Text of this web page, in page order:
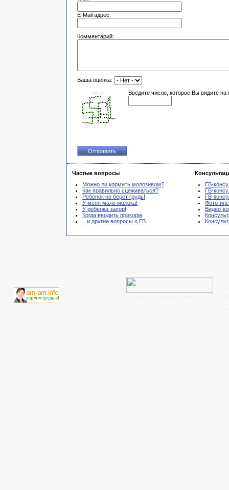
E-Mail адрес:
Комментарий:
Ваша оценка:
Введите число, которое Вы видите на
Частые вопросы
Можно ли кормить молозивом?
Как правильно сцеживаться?
Ребенок не берет грудь!
У меня мало молока!
У ребенка запор!
Когда вводить прикорм
...и другие вопросы о ГВ
ГВ-
ГВ-
ГВ-
Фото-
Видео-